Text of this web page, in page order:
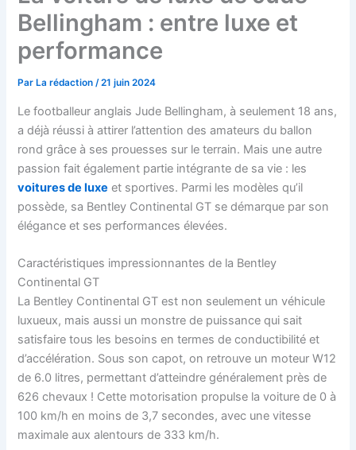
Bellingham : entre luxe et
performance
Par La rédaction/21 juin 2024
Le footballeur anglais Jude Bellingham, à seulement 18 ans,
a déjà réussi à attirer l’attention des amateurs du ballon
rond grâce à ses prouesses sur le terrain. Mais une autre
passion fait également partie intégrante de sa vie : les
voitures de luxe et sportives. Parmi les modèles qu’il
possède, sa Bentley Continental GT se démarque par son
élégance et ses performances élevées.
Caractéristiques impressionnantes de la Bentley
Continental GT
La Bentley Continental GT est non seulement un véhicule
luxueux, mais aussi un monstre de puissance qui sait
satisfaire tous les besoins en termes de conductibilité et
d’accélération. Sous son capot, on retrouve un moteur W12
de 6.0 litres, permettant d’atteindre généralement près de
626 chevaux ! Cette motorisation propulse la voiture de 0 à
100 km/h en moins de 3,7 secondes, avec une vitesse
maximale aux alentours de 333 km/h.